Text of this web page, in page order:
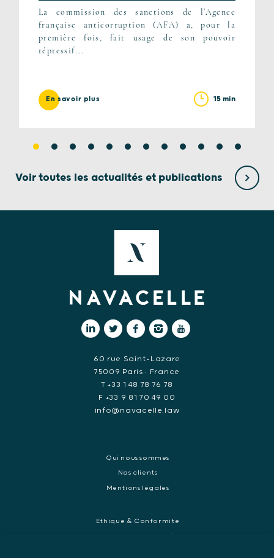
La commission des sanctions de l’Agence
française anticorruption (AFA) a, pour la
première fois, fait usage de son pouvoir
répressif...
En savoir plus 15 min
Voir toutes les actualités et publications
60 rue Saint-Lazare
75009 Paris • France
T +33 1 48 78 76 78
F +33 9 81 70 49 00
info@navacelle.law
Qui nous sommes
Nos clients
Mentions légales
Ethique & Conformité
Contentieux réglementaires et enquêtes de régulateurs